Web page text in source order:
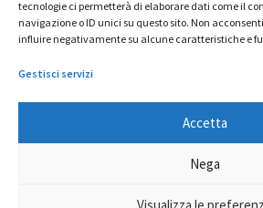
tecnologie ci permetterà di elaborare dati come il
navigazione o ID unici su questo sito. Non
influire negativamente su alcune caratteristiche e
Gestisci servizi
Accetta
Nega
Visualizza le
iVision Communication S.r.l.- P.Iva
331582 Copyright 2026. Tutti i diritti